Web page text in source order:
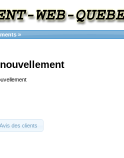
»
Avis des clients